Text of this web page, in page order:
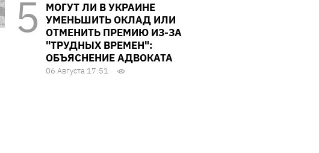
МОГУТ ЛИ В УКРАИНЕ
УМЕНЬШИТЬ ОКЛАД ИЛИ
ОТМЕНИТЬ ПРЕМИЮ ИЗ-ЗА
"ТРУДНЫХ ВРЕМЕН":
ОБЪЯСНЕНИЕ АДВОКАТА
06 Августа 17:51